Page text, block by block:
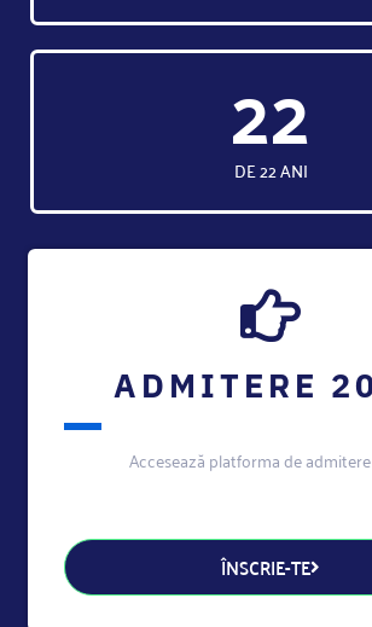
DE 22 ANI
22
ADMITERE
Accesează platforma de
ÎNSCRIE-TE